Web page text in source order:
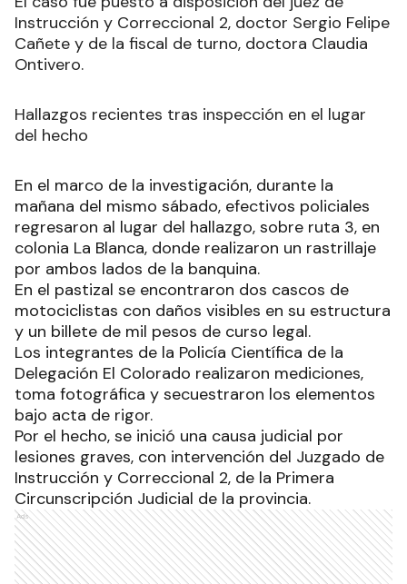
Instrucción y Correccional 2, doctor Sergio Felipe
Cañete y de la fiscal de turno, doctora Claudia
Ontivero.
Hallazgos recientes tras inspección en el lugar
del hecho
En el marco de la investigación, durante la
mañana del mismo sábado, efectivos policiales
regresaron al lugar del hallazgo, sobre ruta 3, en
colonia La Blanca, donde realizaron un rastrillaje
por ambos lados de la banquina.
En el pastizal se encontraron dos cascos de
motociclistas con daños visibles en su estructura
y un billete de mil pesos de curso legal.
Los integrantes de la Policía Científica de la
Delegación El Colorado realizaron mediciones,
toma fotográfica y secuestraron los elementos
bajo acta de rigor.
Por el hecho, se inició una causa judicial por
lesiones graves, con intervención del Juzgado de
Instrucción y Correccional 2, de la Primera
Circunscripción Judicial de la provincia.
Ads